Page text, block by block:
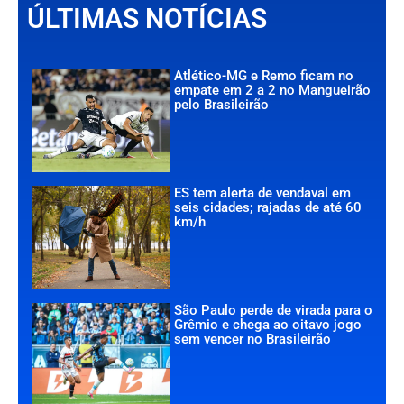
ÚLTIMAS NOTÍCIAS
Atlético-MG e Remo ficam no
empate em 2 a 2 no Mangueirão
pelo Brasileirão
ES tem alerta de vendaval em
seis cidades; rajadas de até 60
km/h
São Paulo perde de virada para o
Grêmio e chega ao oitavo jogo
sem vencer no Brasileirão